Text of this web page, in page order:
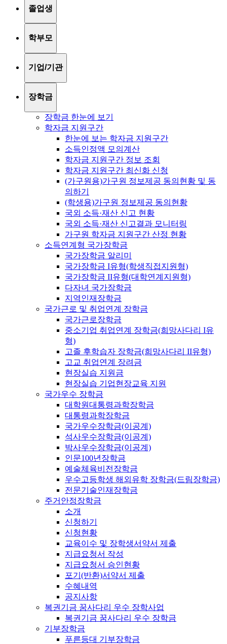
졸업생
학부모
기업/기관
장학금
장학금 한눈에 보기
학자금 지원구간
한눈에 보는 학자금 지원구간
소득인정액 모의계산
학자금 지원구간 정보 조회
학자금 지원구간 최신화 신청
(가구원용)가구원 정보제공 동의현황 및 동
의하기
(학생용)가구원 정보제공 동의현황
국외 소득·재산 신고 현황
국외 소득·재산 신고결과 모니터링
가구원 학자금 지원구간 산정 현황
소득연계형 국가장학금
국가장학금 알리미
국가장학금 I유형(학생직접지원형)
국가장학금 II유형(대학연계지원형)
다자녀 국가장학금
지역인재장학금
국가근로 및 취업연계 장학금
국가근로장학금
중소기업 취업연계 장학금(희망사다리 I유
형)
고졸 후학습자 장학금(희망사다리 II유형)
고교 취업연계 장려금
현장실습 지원금
현장실습 기업현장교육 지원
국가우수 장학금
대학원대통령과학장학금
대통령과학장학금
국가우수장학금(이공계)
석사우수장학금(이공계)
박사우수장학금(이공계)
인문100년장학금
예술체육비전장학금
우수고등학생 해외유학 장학금(드림장학금)
전문기술인재장학금
주거안정장학금
소개
신청하기
신청현황
교육이수 및 장학생서약서 제출
지급요청서 작성
지급요청서 승인현황
포기(반환)서약서 제출
수혜내역
공지사항
복권기금 꿈사다리 우수 장학사업
복권기금 꿈사다리 우수 장학금
기부장학금
푸른등대 기부장학금